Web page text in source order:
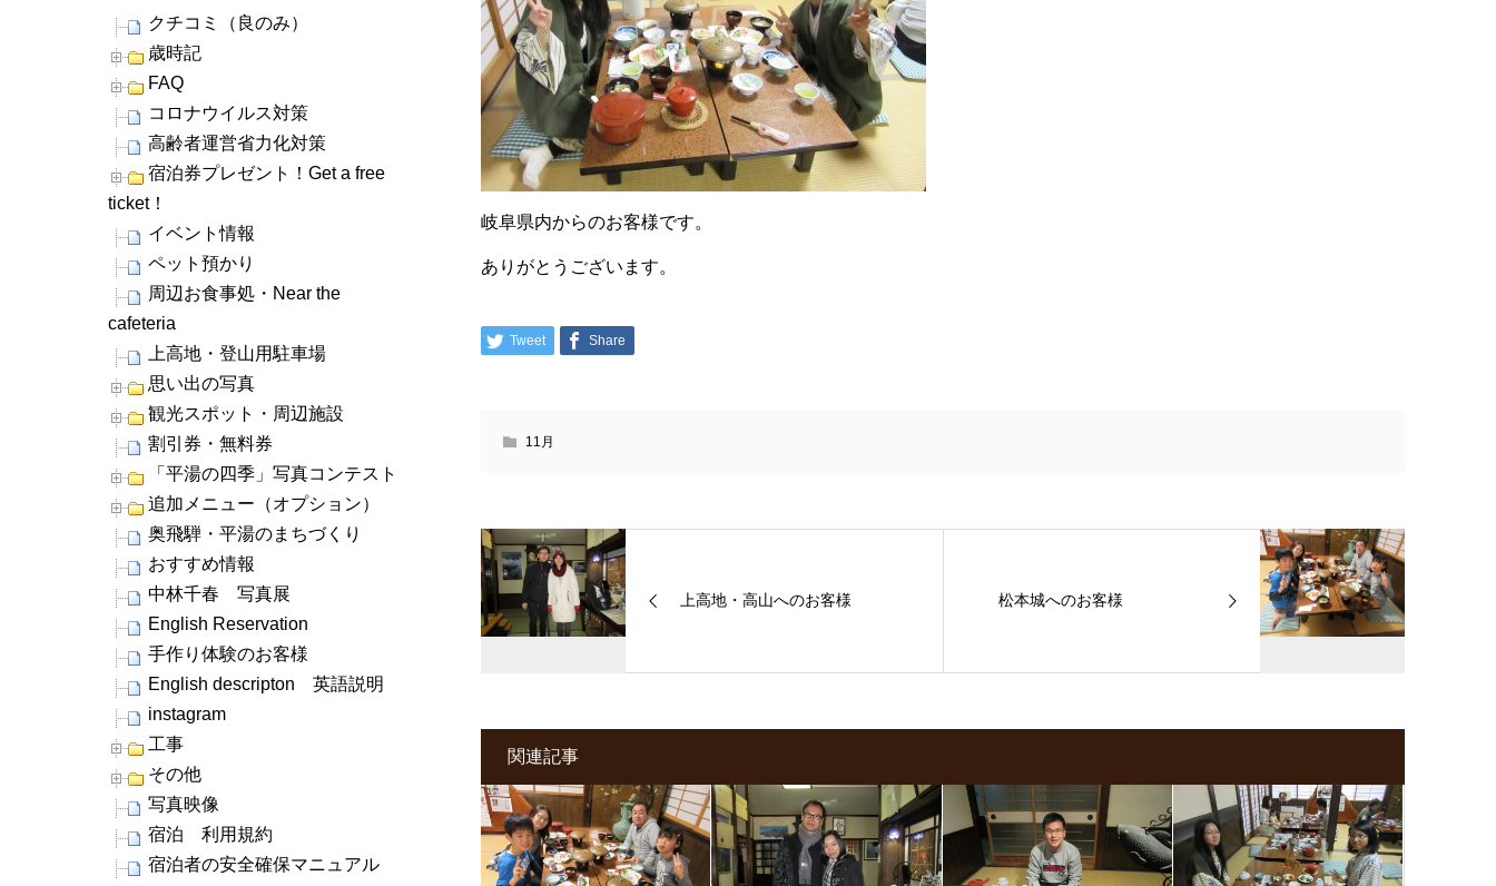
岐阜県内からのお客様です。
ありがとうございます。
Tweet Share
11月
上高地・高山へのお客様 松本城へのお客様
関連記事
クチコミ（良のみ）
歳時記
FAQ
コロナウイルス対策
高齢者運営省力化対策
宿泊券プレゼント！Get a free
ticket！
イベント情報
ペット預かり
周辺お食事処・Near the
cafeteria
上高地・登山用駐車場
思い出の写真
観光スポット・周辺施設
割引券・無料券
「平湯の四季」写真コンテスト
追加メニュー（オプション）
奥飛騨・平湯のまちづくり
おすすめ情報
中林千春 写真展
English Reservation
手作り体験のお客様
English descripton 英語説明
instagram
工事
その他
写真映像
宿泊 利用規約
宿泊者の安全確保マニュアル